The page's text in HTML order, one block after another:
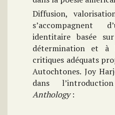
Diffusion,
s’accompagnent
identitaire basée
détermination et à
critiques adéquats
Autochtones. Joy
dans
Anthology: